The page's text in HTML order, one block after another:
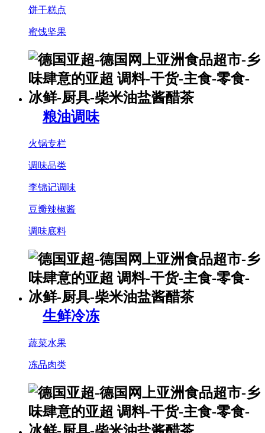
饼干糕点
蜜饯坚果
粮油调味
火锅专栏
调味品类
李锦记调味
豆瓣辣椒酱
调味底料
生鲜冷冻
蔬菜水果
冻品肉类